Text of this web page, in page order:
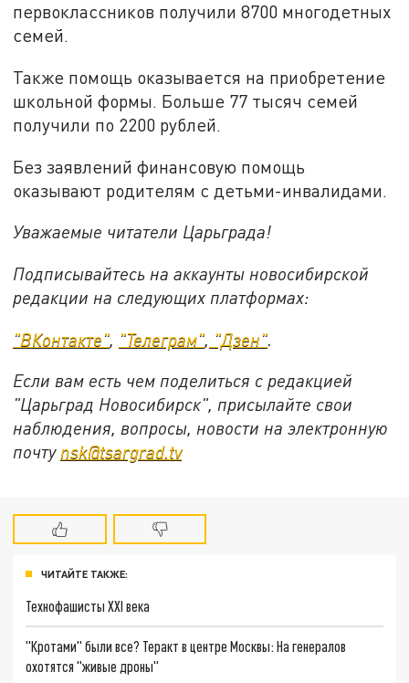
первоклассников получили 8700 многодетных
семей.
Также помощь оказывается на приобретение
школьной формы. Больше 77 тысяч семей
получили по 2200 рублей.
Без заявлений финансовую помощь
оказывают родителям с детьми-инвалидами.
Уважаемые читатели Царьграда!
Подписывайтесь на аккаунты новосибирской
редакции на следующих платформах:
"ВКонтакте" "Телеграм" "Дзен"
Если вам есть чем поделиться с редакцией
"Царьград Новосибирск", присылайте свои
наблюдения, вопросы, новости на электронную
почту nsk@tsargrad.tv
ЧИТАЙТЕ ТАКЖЕ:
Технофашисты XXI века
"Кротами" были все? Теракт в центре Москвы: На генералов
охотятся "живые дроны"